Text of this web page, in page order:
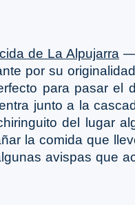
de La Alpujarra ―
por su
para pasar el
junto a la
del lugar
la comida que
avispas que